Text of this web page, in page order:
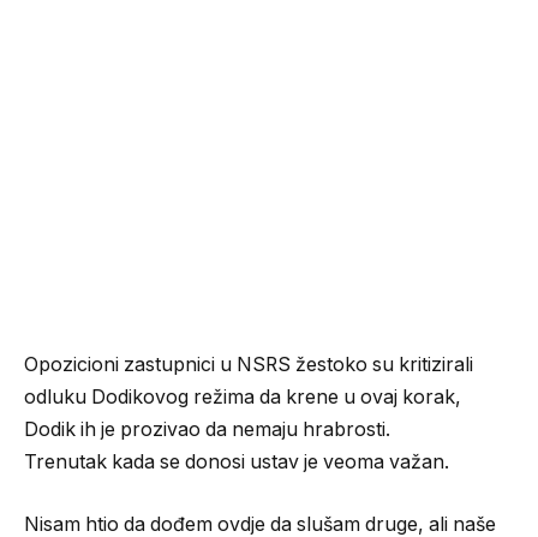
Opozicioni zastupnici u NSRS žestoko su kritizirali
odluku Dodikovog režima da krene u ovaj korak,
Dodik ih je prozivao da nemaju hrabrosti.
Trenutak kada se donosi ustav je veoma važan.
Nisam htio da dođem ovdje da slušam druge, ali naše